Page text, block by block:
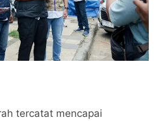
tercatat mencapai